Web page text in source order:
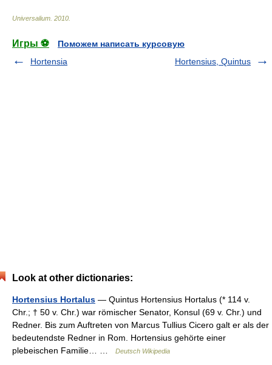
Universalium 2010
Игры ⚽
Поможем написать курсовую
Hortensia
Hortensius, Quintus
Look at other dictionaries:
Hortensius Hortalus — Quintus Hortensius Hortalus (* 114 v.
Chr.; † 50 v. Chr.) war römischer Senator, Konsul (69 v. Chr.) und
Redner. Bis zum Auftreten von Marcus Tullius Cicero galt er als der
bedeutendste Redner in Rom. Hortensius gehörte einer
plebeischen Familie… …
Deutsch Wikipedia